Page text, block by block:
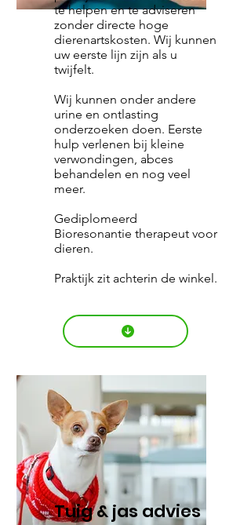
te helpen en te adviseren
zonder directe hoge
dierenartskosten. Wij kunnen
uw eerste lijn zijn als u
twijfelt.
Wij kunnen onder andere
urine en ontlasting
onderzoeken doen. Eerste
hulp verlenen bij kleine
verwondingen, abces
behandelen en nog veel
meer.
Gediplomeerd
Bioresonantie therapeut voor
dieren.
Praktijk zit achterin de winkel.
Tuig & jas advies